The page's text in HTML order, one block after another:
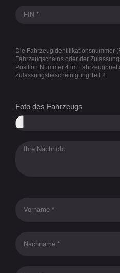
Die Fahrzeugidentifikationsnummer
Fahrzeugscheins oder der
Position Nummer 4 im Fahrzeugbrief
Zulassungsbescheinigung Teil 2.
Foto des Fahrzeugs